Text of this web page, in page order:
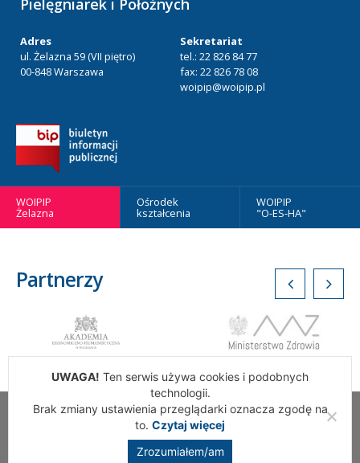
Pielęgniarek i Położnych
Adres
ul. Żelazna 59 (VII piętro)
00-848 Warszawa
Sekretariat
tel.: 22 826 84 77
fax: 22 826 78 08
woipip@woipip.pl
WOIPIP
Żelazna
Ośrodek
kształcenia
WOIPIP
"O-ES-HA"
Partnerzy
Wszelkie Prawa Zastrzeżone. Warszawska Okręgowa Izba
Pielęgniarek i Położnych
addslashes.pl
UWAGA! Ten serwis używa cookies i podobnych
technologii.
Brak zmiany ustawienia przeglądarki oznacza zgodę na
to. Czytaj więcej
Zrozumiałem/am